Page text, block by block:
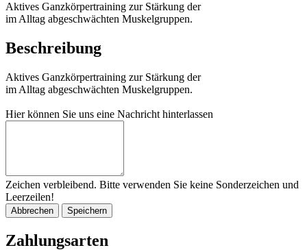
Aktives Ganzkörpertraining zur Stärkung der
im Alltag abgeschwächten Muskelgruppen.
Beschreibung
Aktives Ganzkörpertraining zur Stärkung der
im Alltag abgeschwächten Muskelgruppen.
Hier können Sie uns eine Nachricht hinterlassen
Zeichen verbleibend. Bitte verwenden Sie keine Sonderzeichen und
Leerzeilen!
Abbrechen Speichern
Zahlungsarten